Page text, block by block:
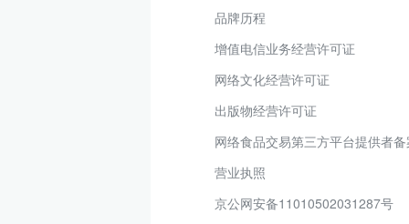
品牌历程
增值电信业务经营许可证
网络文化经营许可证
出版物经营许可证
网络食品交易第三方平台提供者
营业执照
京公网安备11010502031287号